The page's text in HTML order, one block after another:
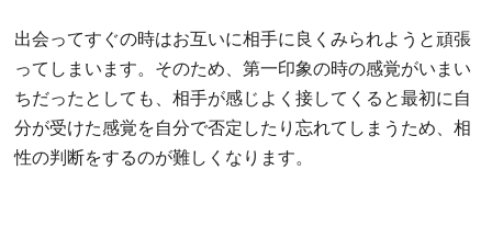
出会ってすぐの時はお互いに相手に良くみられようと頑張
ってしまいます。そのため、第一印象の時の感覚がいまい
ちだったとしても、相手が感じよく接してくると最初に自
分が受けた感覚を自分で否定したり忘れてしまうため、相
性の判断をするのが難しくなります。